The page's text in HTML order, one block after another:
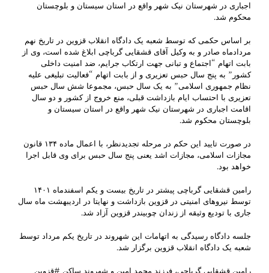
اجباری در شهرستان نیک شهر واقع در استان سیستان و بلوچستان
محکوم شد.
بر اساس حکمی که توسط شعبه یک دادگاه انقلاب قزوین در تاریخ نهم
مردادماه صادر و به وکیل آقای قشقایی گرباچی ابلاغ شده است، وی از
بابت اتهام “اجتماع و تبانی جهت ارتکاب جرایم، ضد امنیت داخلی
کشور” به پنج سال حبس تعزیری و از بابت اتهام “فعالیت تبلیغی علیه
نظام جمهوری اسلامی” به یک سال حبس، مجموعا شش سال حبس
تعزیری با احتساب ایام بازداشت قبلی، منع خروج از کشور و دو سال
اقامت اجباری در شهرستان نیک شهر واقع در استان سیستان و
بلوچستان محکوم شد.
در صورت تایید این حکم در مرحله تجدیدنظر، با اعمال ماده ۱۳۴ قانون
مجازات اسلامی، مجازات اشد یعنی پنج سال حبس برای وی قابل اجرا
خواهد بود.
رامین قشقایی گرباچی پیشتر در تاریخ بیست و یکم اسفندماه ۱۴۰۱
توسط نیروهای امنیتی در قزوین بازداشت و نهایتا در اردیبهشت ماه سال
جاری با تودیع وثیقه از زندان چوبیندر قزوین آزاد شد.
جلسه دادگاه رسیدگی به اتهامات این شهروند در تاریخ یکم مرداد توسط
شعبه یک دادگاه انقلاب قزوین برگزار شد.
رامین قشقایی گرباچی، فرزند محمد امین و شهروند ساکن #قزوین